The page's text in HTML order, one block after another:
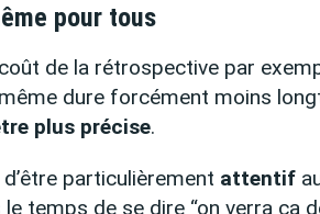
pour tous
de la rétrospective par
même dure forcément moins
plus précise.
particulièrement attentif
temps de se dire “on verra ça